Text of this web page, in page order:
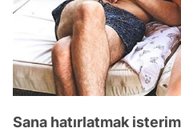
Sana hatırlatmak